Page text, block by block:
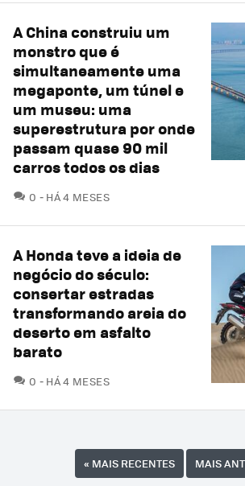
A China construiu um
monstro que é
simultaneamente uma
megaponte, um túnel e
um museu: uma
superestrutura por onde
passam quase 90 mil
carros todos os dias
0 COMENTÁRIOS
HÁ 4 MESES
A Honda teve a ideia de
negócio do século:
consertar estradas
transformando areia do
deserto em asfalto
barato
0 COMENTÁRIOS
HÁ 4 MESES
« MAIS RECENTES MAIS